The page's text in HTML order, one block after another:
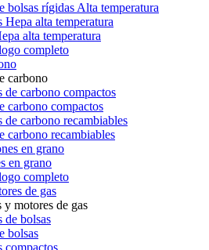
bolsas rígidas Alta temperatura
alta temperatura
completo
carbono
carbono compactos
carbono recambiables
en grano
completo
de gas
y motores de gas
bolsas